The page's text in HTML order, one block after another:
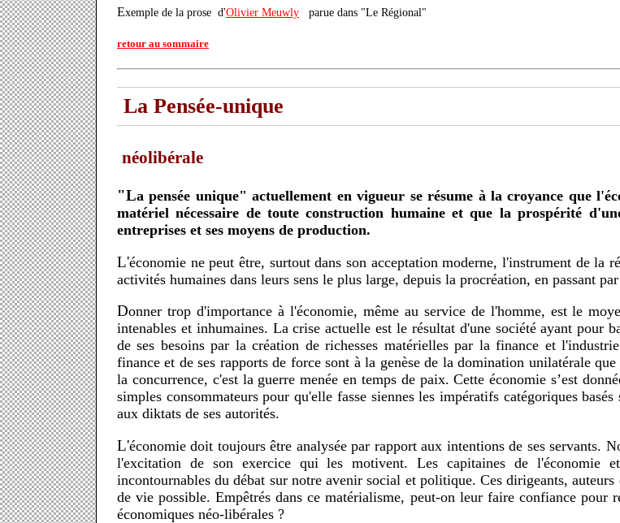
Exemple de la prose d'Olivier Meuwly parue dans "Le Régional"
retour au sommaire
La Pensée-unique
néolibérale
"La pensée unique" actuellement en vigueur se résume à la croyance que l'économie de marché est la base matérielle inéluctable et le fondement
matériel nécessaire de toute construction humaine et que la prospérité
entreprises et ses moyens de production.
L'économie ne peut être, surtout dans son acceptation moderne, l'instrument de la réalisation de la civilisation. Ceci doit impérativement rester l'apanage des
activités humaines dans leurs sens le plus large, depuis la procréation, en passant
Donner trop d'importance à l'économie, même au service de l'homme, est le moyen le plus sûr d'en devenir ses esclaves et de vivre sous des contraintes
intenables et inhumaines. La crise actuelle est le résultat d'une société ayant pour
de ses besoins par la création de richesses matérielles par la finance et
finance et de ses rapports de force sont à la genèse de la domination unilatérale
la concurrence, c'est la guerre menée en temps de paix. Cette économie s’est
simples consommateurs pour qu'elle fasse siennes les impératifs catégoriques
aux diktats de ses autorités.
L'économie doit toujours être analysée par rapport aux intentions de ses servants. Nous pouvons dès lors constater que c'est plutôt la recherche du pouvoir et
l'excitation de son exercice qui les motivent. Les capitaines de l'économie
incontournables du débat sur notre avenir social et politique. Ces dirigeants,
de vie possible. Empêtrés dans ce matérialisme, peut-on leur faire confiance pour
économiques néo-libérales ?